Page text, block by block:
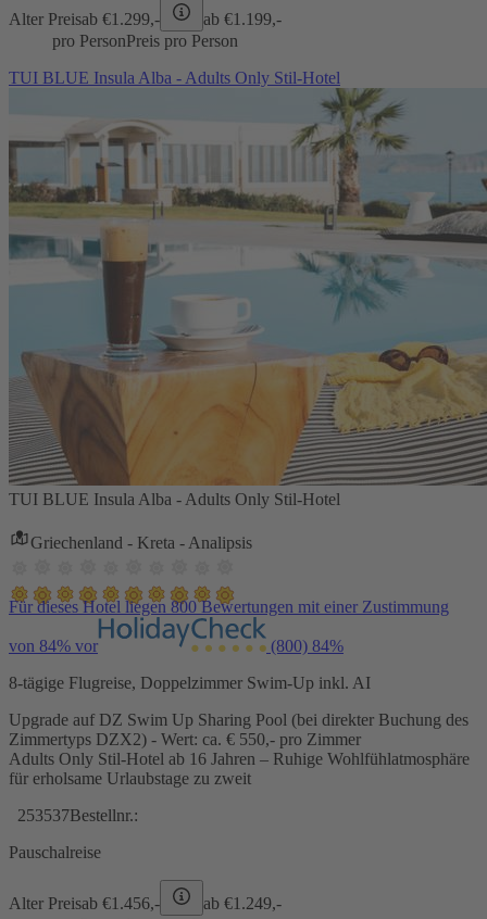
Alter Preisab €1.299,- ab €1.199,-
pro PersonPreis pro Person
TUI BLUE Insula Alba - Adults Only Stil-Hotel
TUI BLUE Insula Alba - Adults Only Stil-Hotel
Griechenland - Kreta - Analipsis
Für dieses Hotel liegen 800 Bewertungen mit einer Zustimmung
von 84% vor (800) 84%
8-tägige Flugreise, Doppelzimmer Swim-Up inkl. AI
Upgrade auf DZ Swim Up Sharing Pool (bei direkter Buchung des
Zimmertyps DZX2) - Wert: ca. € 550,- pro Zimmer
Adults Only Stil-Hotel ab 16 Jahren – Ruhige Wohlfühlatmosphäre
für erholsame Urlaubstage zu zweit
253537Bestellnr.:
Pauschalreise
Alter Preisab €1.456,- ab €1.249,-